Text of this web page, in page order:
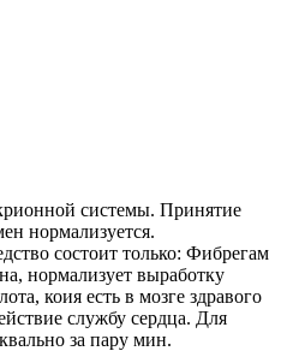
системы. Принятие
нормализуется.
состоит только: Фибрегам
нормализует выработку
коия есть в мозге здравого
службу сердца. Для
за пару мин.